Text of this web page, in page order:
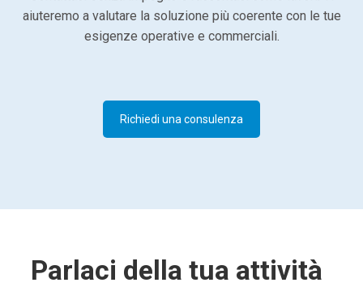
aiuteremo a valutare la soluzione più coerente con le tue
esigenze operative e commerciali.
Richiedi una consulenza
Parlaci della tua attività